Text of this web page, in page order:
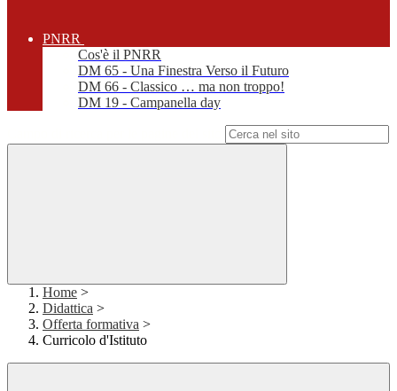
PNRR
Cos'è il PNRR
DM 65 - Una Finestra Verso il Futuro
DM 66 - Classico … ma non troppo!
DM 19 - Campanella day
Home >
Didattica >
Offerta formativa >
Curricolo d'Istituto